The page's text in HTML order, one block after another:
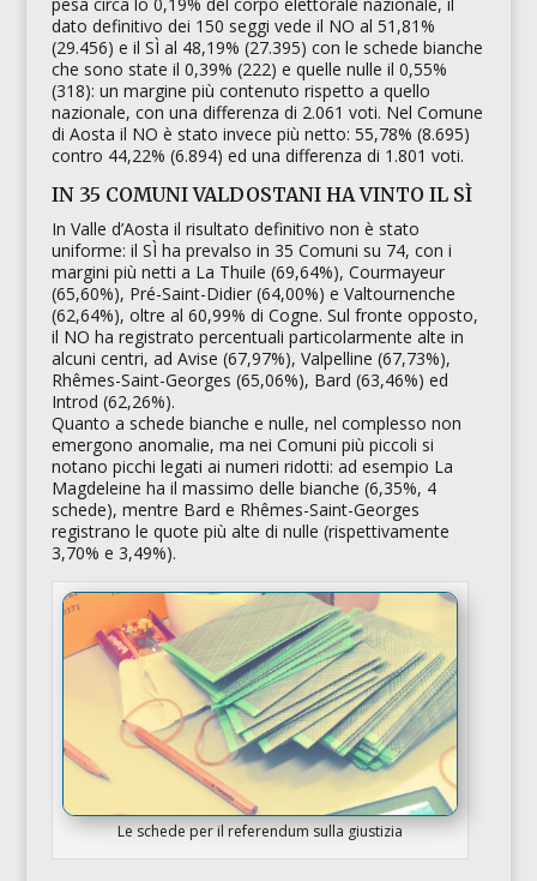
pesa circa lo 0,19% del corpo elettorale nazionale, il
dato definitivo dei 150 seggi vede il NO al 51,81%
(29.456) e il SÌ al 48,19% (27.395) con le schede bianche
che sono state il 0,39% (222) e quelle nulle il 0,55%
(318): un margine più contenuto rispetto a quello
nazionale, con una differenza di 2.061 voti. Nel Comune
di Aosta il NO è stato invece più netto: 55,78% (8.695)
contro 44,22% (6.894) ed una differenza di 1.801 voti.
IN 35 COMUNI VALDOSTANI HA VINTO IL SÌ
In Valle d’Aosta il risultato definitivo non è stato
uniforme: il SÌ ha prevalso in 35 Comuni su 74, con i
margini più netti a La Thuile (69,64%), Courmayeur
(65,60%), Pré-Saint-Didier (64,00%) e Valtournenche
(62,64%), oltre al 60,99% di Cogne. Sul fronte opposto,
il NO ha registrato percentuali particolarmente alte in
alcuni centri, ad Avise (67,97%), Valpelline (67,73%),
Rhêmes-Saint-Georges (65,06%), Bard (63,46%) ed
Introd (62,26%).
Quanto a schede bianche e nulle, nel complesso non
emergono anomalie, ma nei Comuni più piccoli si
notano picchi legati ai numeri ridotti: ad esempio La
Magdeleine ha il massimo delle bianche (6,35%, 4
schede), mentre Bard e Rhêmes-Saint-Georges
registrano le quote più alte di nulle (rispettivamente
3,70% e 3,49%).
Le schede per il referendum sulla giustizia